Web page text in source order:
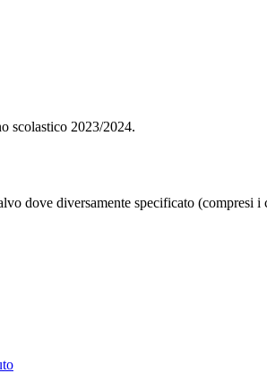
scolastico 2023/2024.
dove diversamente specificato (compresi